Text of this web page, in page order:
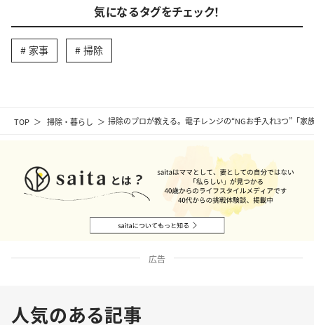
TOP 掃除・暮らし 掃除のプロが教える。電子レンジの“NGお手入れ3つ”「家
気になるタグをチェック！
家事 掃除
広告
人気のある記事